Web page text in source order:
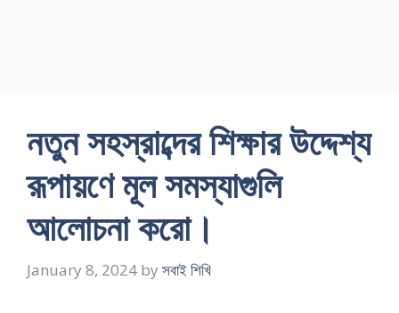
নতুন সহস্রাব্দের শিক্ষার উদ্দেশ্য
রূপায়ণে মূল সমস্যাগুলি
আলােচনা করাে।
January 8, 2024 by সবাই শিখি